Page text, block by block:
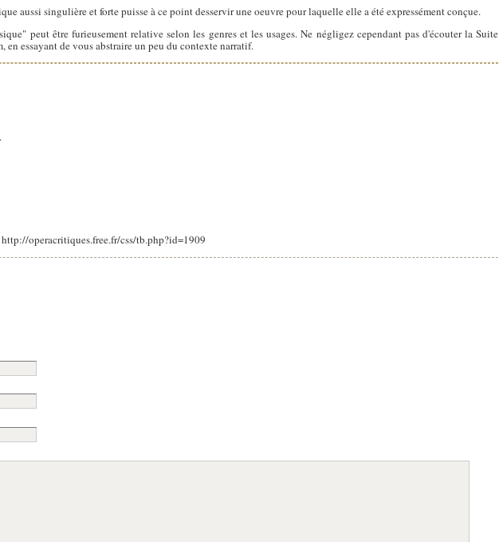
aussi singulière et forte puisse à ce point desservir une oeuvre pour laquelle elle a été expressément conçue.
peut être furieusement relative selon les genres et les usages. Ne négligez cependant pas d'écouter la Suite
en essayant de vous abstraire un peu du contexte narratif.
.
operacritiques.free.fr/css/tb.php?id=1909